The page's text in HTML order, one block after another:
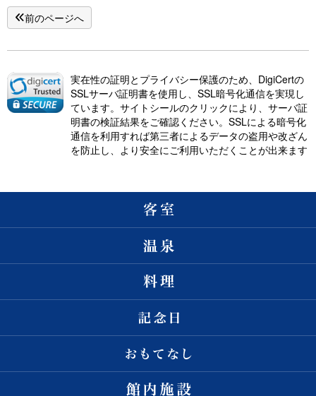
前のページへ
実在性の証明とプライバシー保護のため、DigiCertの
SSLサーバ証明書を使用し、SSL暗号化通信を実現し
ています。サイトシールのクリックにより、サーバ証
明書の検証結果をご確認ください。SSLによる暗号化
通信を利用すれば第三者によるデータの盗用や改ざん
を防止し、より安全にご利用いただくことが出来ます